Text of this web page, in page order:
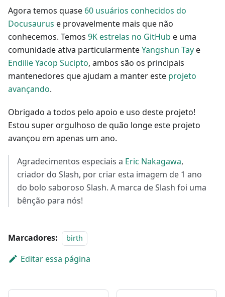
Agora temos quase 60 usuários conhecidos do
Docusaurus e provavelmente mais que não
conhecemos. Temos 9K estrelas no GitHub e uma
comunidade ativa particularmenteYangshun Taye
Endilie Yacop Sucipto, ambos são os principais
mantenedores que ajudam a manter este projeto
avançando.
Obrigado a todos pelo apoio e uso deste projeto!
Estou super orgulhoso de quão longe este projeto
avançou em apenas um ano.
Agradecimentos especiais a Eric Nakagawa,
criador do Slash, por criar esta imagem de 1 ano
do bolo saboroso Slash. A marca de Slash foi uma
bênção para nós!
Marcadores: birth
Editar essa página